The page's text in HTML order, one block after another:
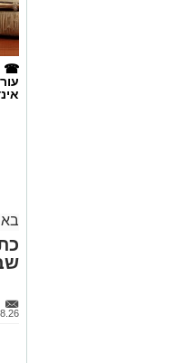
☎
/ 19:06